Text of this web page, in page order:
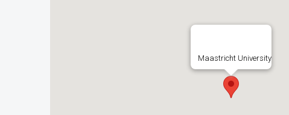
Maastricht University